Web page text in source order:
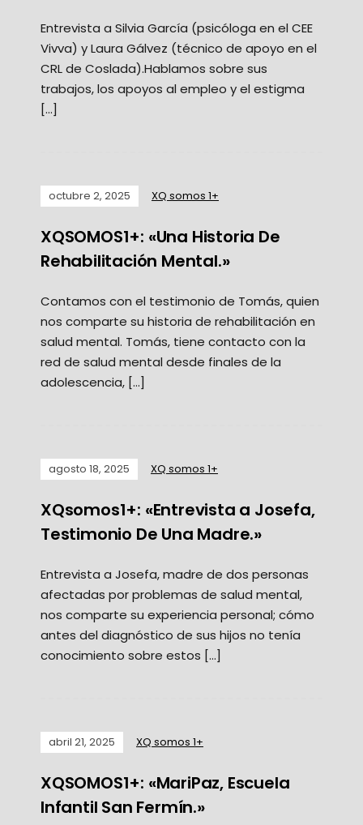
Entrevista a Silvia García (psicóloga en el CEE
Vivva) y Laura Gálvez (técnico de apoyo en el
CRL de Coslada).Hablamos sobre sus
trabajos, los apoyos al empleo y el estigma
[…]
octubre 2, 2025 XQ somos 1+
XQSOMOS1+: «Una Historia De
Rehabilitación Mental.»
Contamos con el testimonio de Tomás, quien
nos comparte su historia de rehabilitación en
salud mental. Tomás, tiene contacto con la
red de salud mental desde finales de la
adolescencia, […]
agosto 18, 2025 XQ somos 1+
XQsomos1+: «Entrevista a Josefa,
Testimonio De Una Madre.»
Entrevista a Josefa, madre de dos personas
afectadas por problemas de salud mental,
nos comparte su experiencia personal; cómo
antes del diagnóstico de sus hijos no tenía
conocimiento sobre estos […]
abril 21, 2025 XQ somos 1+
XQSOMOS1+: «MariPaz, Escuela
Infantil San Fermín.»